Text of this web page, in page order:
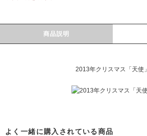
商品説明
2013年クリスマス「天使」
よく一緒に購入されている商品